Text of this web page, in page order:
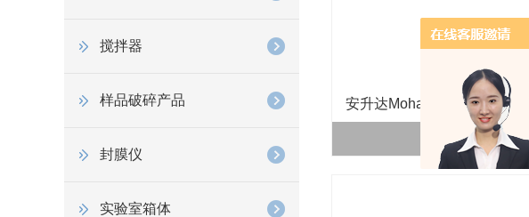
搅拌器
样品破碎产品
封膜仪
实验室箱体
安升达Mohawk半自动挑管仪
查看详情 >>